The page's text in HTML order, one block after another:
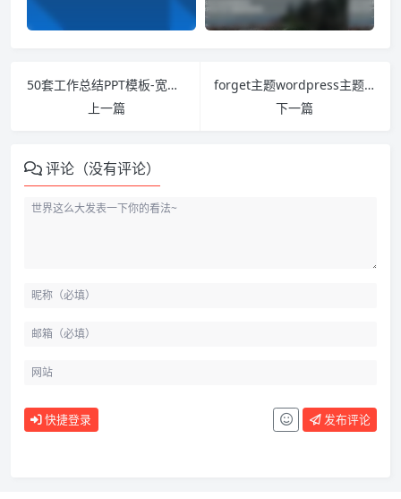
50套工作总结PPT模板-宽屏精美
上一篇
forget主题wordpress主题绿色响应式主题
下一篇
评论（没有评论）
快捷登录 发布评论